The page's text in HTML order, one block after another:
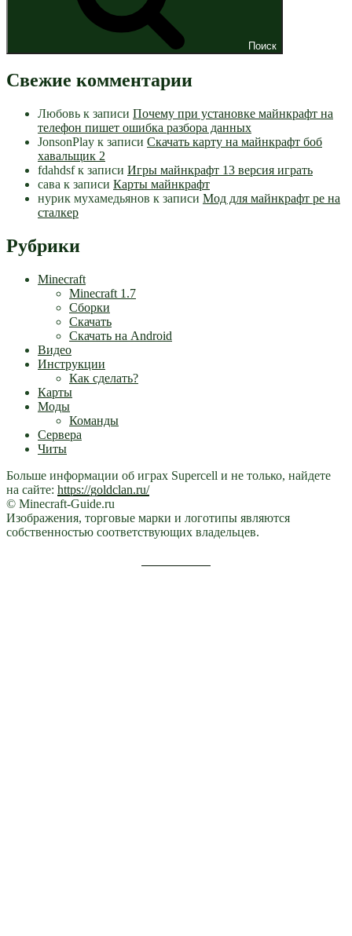
Поиск
Свежие комментарии
Любовь к записи Почему при установке майнкрафт на
телефон пишет ошибка разбора данных
JonsonPlay к записи Скачать карту на майнкрафт боб
хавальщик 2
fdahdsfк записи Игры майнкрафт 13 версия играть
сава к записи Карты майнкрафт
нурик мухамедьянов к записи Мод для майнкрафт pe на
сталкер
Рубрики
Minecraft
Minecraft 1.7
Сборки
Скачать
Скачать на Android
Видео
Инструкции
Как сделать?
Карты
Моды
Команды
Сервера
Читы
Больше информации об играх Supercell и не только, найдете
на сайте: https://goldclan.ru/
© Minecraft-Guide.ru
Изображения, торговые марки и логотипы являются
собственностью соответствующих владельцев.